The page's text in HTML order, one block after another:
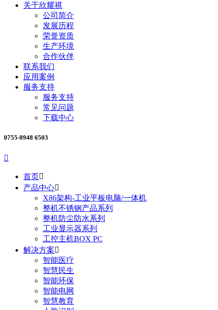
关于欣耀祺
公司简介
发展历程
荣誉资质
生产环境
合作伙伴
联系我们
应用案例
服务支持
服务支持
常见问题
下载中心
0755-8948 6503

首页
产品中心
X86架构-工业平板电脑/一体机
整机不锈钢产品系列
整机防尘防水系列
工业显示器系列
工控主机BOX PC
解决方案
智能医疗
智慧民生
智能环保
智能电网
智慧教育